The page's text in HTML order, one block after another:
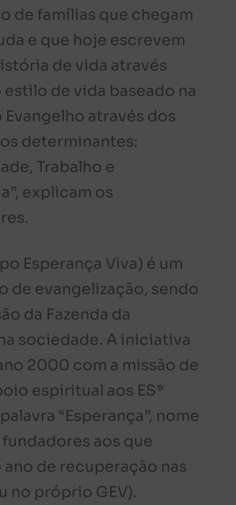
de famílias que chegam
e que hoje escrevem
de vida através
estilo de vida baseado na
através dos
determinantes:
Trabalho e
explicam os
Esperança Viva) é um
de evangelização, sendo
da Fazenda da
sociedade. A iniciativa
2000 com a missão de
espiritual aos ES*
“Esperança”, nome
aos que
de recuperação nas
no próprio GEV).